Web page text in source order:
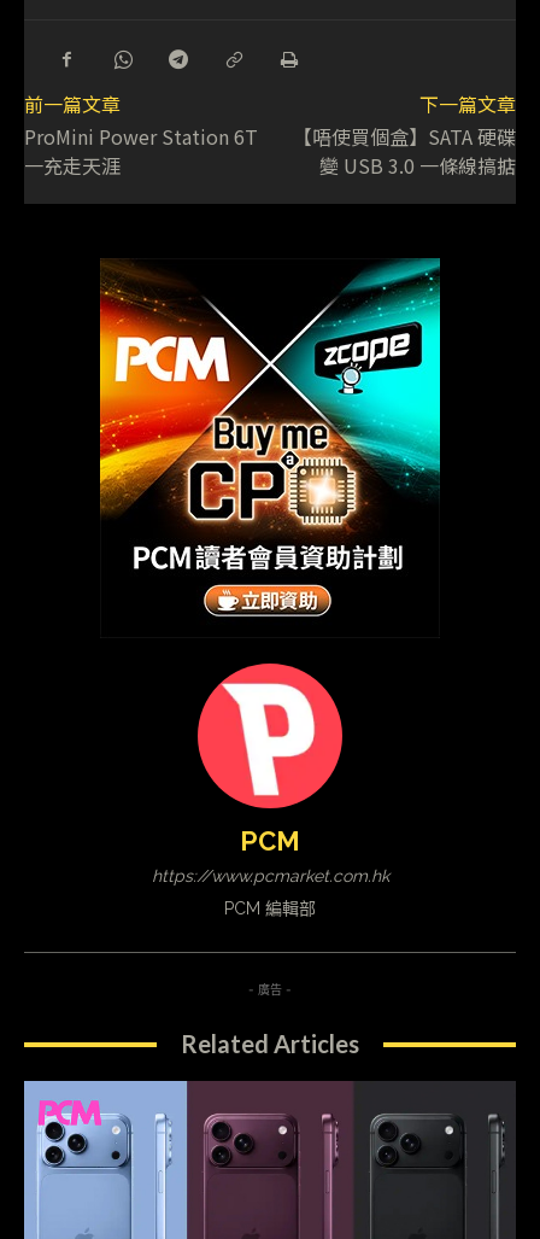
前一篇文章
ProMini Power Station 6T
一充走天涯
下一篇文章
【唔使買個盒】SATA 硬碟
變 USB 3.0 一條線搞掂
PCM
https://www.pcmarket.com.hk
PCM 編輯部
- 廣告 -
Related Articles